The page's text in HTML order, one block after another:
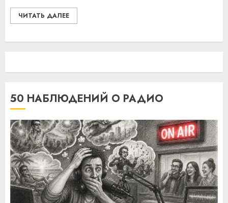
ЧИТАТЬ ДАЛЕЕ
50 НАБЛЮДЕНИЙ О РАДИО